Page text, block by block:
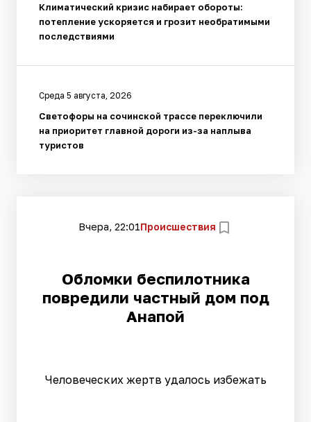
Климатический кризис набирает обороты:
потепление ускоряется и грозит необратимыми
последствиями
Среда 5 августа, 2026
Светофоры на сочинской трассе переключили
на приоритет главной дороги из-за наплыва
туристов
Вчера, 22:01Происшествия
Обломки беспилотника
повредили частный дом под
Анапой
Человеческих жертв удалось избежать